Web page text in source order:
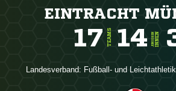
EINTRACHT
17 TEAMS 14 JUNIORENINNEN
Landesverband: Fußball- und